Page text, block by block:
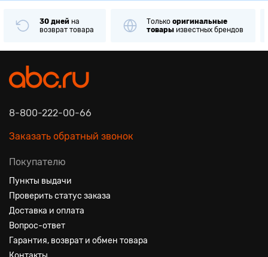
30 дней на
возврат товара
Только оригинальные
товары известных брендов
8-800-222-00-66
Заказать обратный звонок
Покупателю
Пункты выдачи
Проверить статус заказа
Доставка и оплата
Вопрос-ответ
Гарантия, возврат и обмен товара